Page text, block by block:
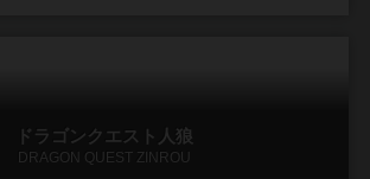
ドラゴンクエスト人狼
DRAGON QUEST ZINROU